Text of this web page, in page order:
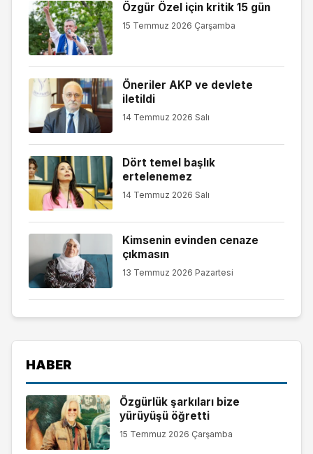
Özgür Özel için kritik 15 gün
15 Temmuz 2026 Çarşamba
Öneriler AKP ve devlete
iletildi
14 Temmuz 2026 Salı
Dört temel başlık
ertelenemez
14 Temmuz 2026 Salı
Kimsenin evinden cenaze
çıkmasın
13 Temmuz 2026 Pazartesi
HABER
Özgürlük şarkıları bize
yürüyüşü öğretti
15 Temmuz 2026 Çarşamba